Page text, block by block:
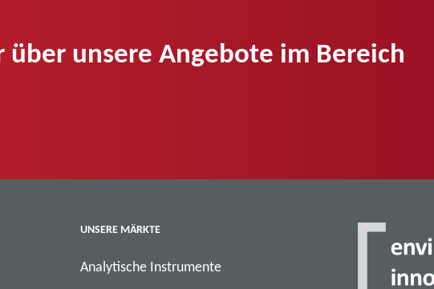
über unsere Angebote im Bereich
UNSERE MÄRKTE
Analytische Instrumente